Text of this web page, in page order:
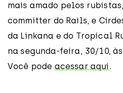
mais amado pelos
committer do Rails, e
da Linkana e do Tropical
na segunda-feira, 30/10,
Você pode acessar aqui .